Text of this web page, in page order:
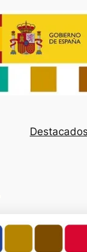
Destacados